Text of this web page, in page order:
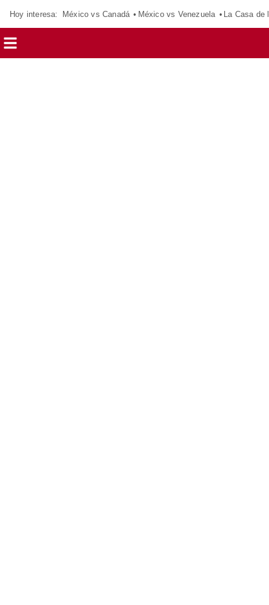
Hoy interesa: México vs Canadá México vs Venezuela La Casa de